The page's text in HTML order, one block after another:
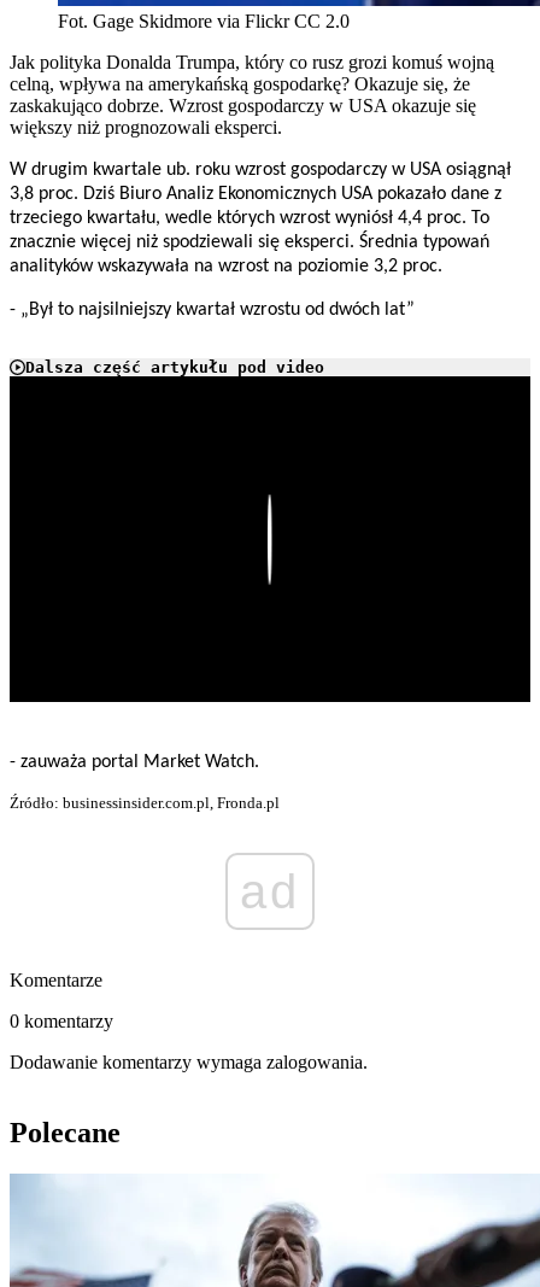
Fot. Gage Skidmore via Flickr CC 2.0
Jak polityka Donalda Trumpa, który co rusz grozi komuś wojną
celną, wpływa na amerykańską gospodarkę? Okazuje się, że
zaskakująco dobrze. Wzrost gospodarczy w USA okazuje się
większy niż prognozowali eksperci.
W drugim kwartale ub. roku wzrost gospodarczy w USA osiągnął
3,8 proc. Dziś Biuro Analiz Ekonomicznych USA pokazało dane z
trzeciego kwartału, wedle których wzrost wyniósł 4,4 proc. To
znacznie więcej niż spodziewali się eksperci. Średnia typowań
analityków wskazywała na wzrost na poziomie 3,2 proc.
- „Był to najsilniejszy kwartał wzrostu od dwóch lat”
Dalsza część artykułu pod video
- zauważa portal Market Watch.
Źródło: businessinsider.com.pl, Fronda.pl
ad
Komentarze
0 komentarzy
Dodawanie komentarzy wymaga zalogowania.
Polecane